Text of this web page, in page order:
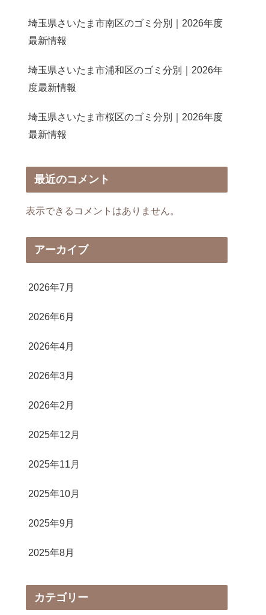
埼玉県さいたま市南区のゴミ分別｜2026年度
最新情報
埼玉県さいたま市浦和区のゴミ分別｜2026年
度最新情報
埼玉県さいたま市桜区のゴミ分別｜2026年度
最新情報
最近のコメント
表示できるコメントはありません。
アーカイブ
2026年7月
2026年6月
2026年4月
2026年3月
2026年2月
2025年12月
2025年11月
2025年10月
2025年9月
2025年8月
カテゴリー